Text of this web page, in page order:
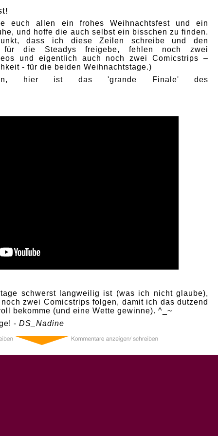
euch allen ein frohes Weihnachtsfest und ein
und hoffe die auch selbst ein bisschen zu finden.
dass ich diese Zeilen schreibe und den
für die Steadys freigebe, fehlen noch zwei
und eigentlich auch noch zwei Comicstrips –
- für die beiden Weihnachtstage.)
hier ist das 'grande Finale' des
schwerst langweilig ist (was ich nicht glaube),
zwei Comicstrips folgen, damit ich das dutzend
bekomme (und eine Wette gewinne). ^_~
- DS_Nadine